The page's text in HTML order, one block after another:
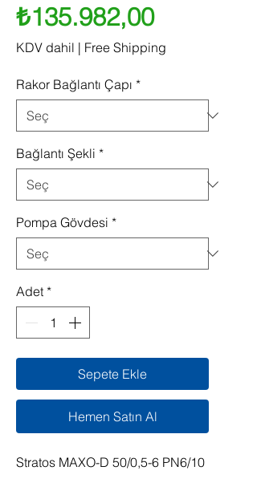
₺135.982,00Fiyat
KDV dahil | Free Shipping
Rakor Bağlantı Çapı *
Bağlantı Şekli *
Pompa Gövdesi *
Adet *
Sepete Ekle
Hemen Satın Al
Stratos MAXO-D 50/0,5-6 PN6/10